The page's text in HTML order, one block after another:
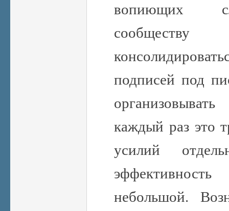
вопиющих
подписей под
каждый раз это
усилий
небольшой.